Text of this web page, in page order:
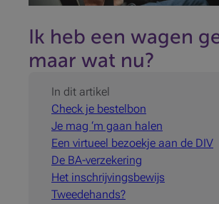
Ik heb een wagen
maar wat nu?
In dit artikel
Check je bestelbon
Je mag ‘m gaan halen
Een virtueel bezoekje aan de DIV
De BA-verzekering
Het inschrijvingsbewijs
Tweedehands?